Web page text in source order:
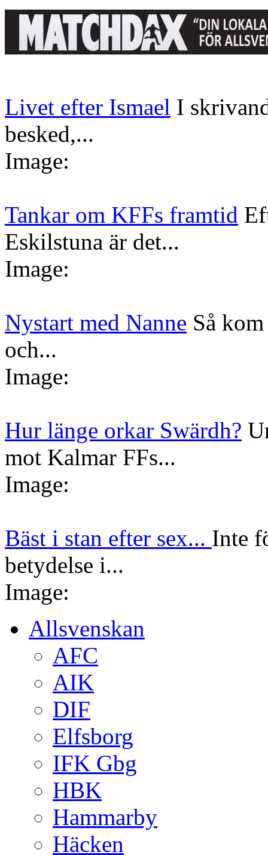
Livet efter Ismael I
besked,...
Image:
Tankar om KFFs framtid
Eskilstuna är det...
Image:
Nystart med Nanne Så
och...
Image:
Hur länge orkar Swärdh?
mot Kalmar FFs...
Image:
Bäst i stan efter sex... Inte
betydelse i...
Image:
Allsvenskan
AFC
AIK
DIF
Elfsborg
IFK Gbg
HBK
Hammarby
Häcken